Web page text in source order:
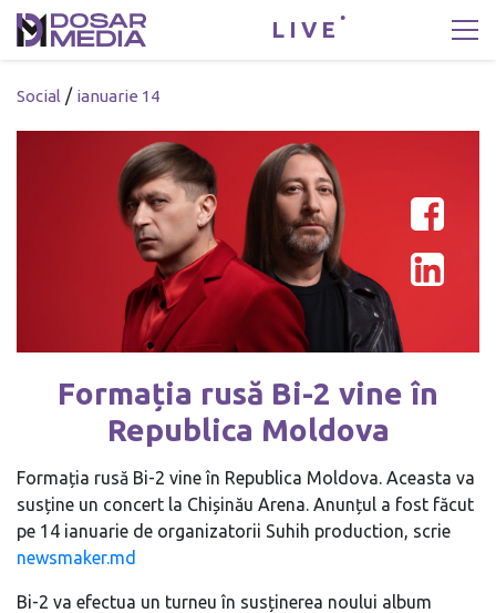
LIVE
Social / ianuarie 14
Formația rusă Bi-2 vine în
Republica Moldova
Formația rusă Bi-2 vine în Republica Moldova. Aceasta va
susține un concert la Chișinău Arena. Anunțul a fost făcut
pe 14 ianuarie de organizatorii Suhih production, scrie
newsmaker.md
Bi-2 va efectua un turneu în susținerea noului album